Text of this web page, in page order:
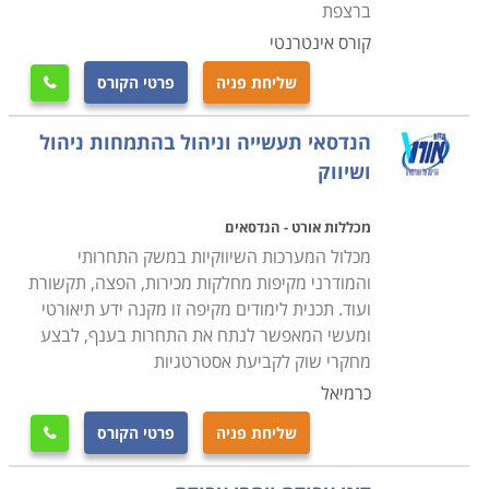
ברצפת
קורס אינטרנטי
שליחת פניה פרטי הקורס 
הנדסאי תעשייה וניהול בהתמחות ניהול
ושיווק
מכללות אורט - הנדסאים
מכלול המערכות השיווקיות במשק התחרותי
והמודרני מקיפות מחלקות מכירות, הפצה, תקשורת
ועוד. תכנית לימודים מקיפה זו מקנה ידע תיאורטי
ומעשי המאפשר לנתח את התחרות בענף, לבצע
מחקרי שוק לקביעת אסטרטגיות
כרמיאל
שליחת פניה פרטי הקורס 